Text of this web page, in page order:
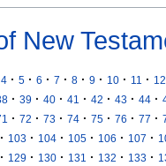
New
4 · 5 · 6 · 7 · 8 · 9 · 10 · 11 · 12
· 39 · 40 · 41 · 42 · 43 · 44 ·
· 72 · 73 · 74 · 75 · 76 · 77 ·
· 103 · 104 · 105 · 106 · 107 ·
· 129 · 130 · 131 · 132 · 133 ·